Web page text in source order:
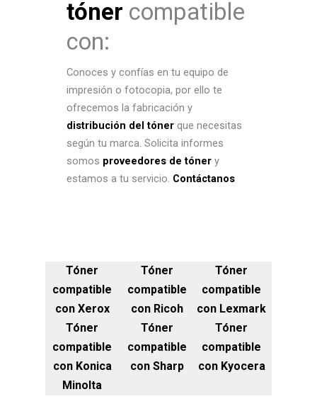
tóner compatible
con:
Conoces y confías en tu equipo de
impresión o fotocopia, por ello te
ofrecemos la fabricación y
distribución del tóner que necesitas
según tu marca. Solicita informes
somos proveedores de tóner y
estamos a tu servicio. Contáctanos
Tóner
compatible
con Xerox
Tóner
compatible
con Ricoh
Tóner
compatible
con Lexmark
Tóner
compatible
con Konica
Minolta
Tóner
compatible
con Sharp
Tóner
compatible
con Kyocera